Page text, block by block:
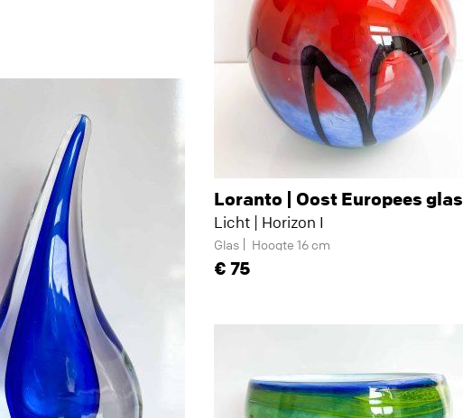
Loranto | Oost Europees glas
Licht | Horizon I
Glas Hoogte 16 cm
75